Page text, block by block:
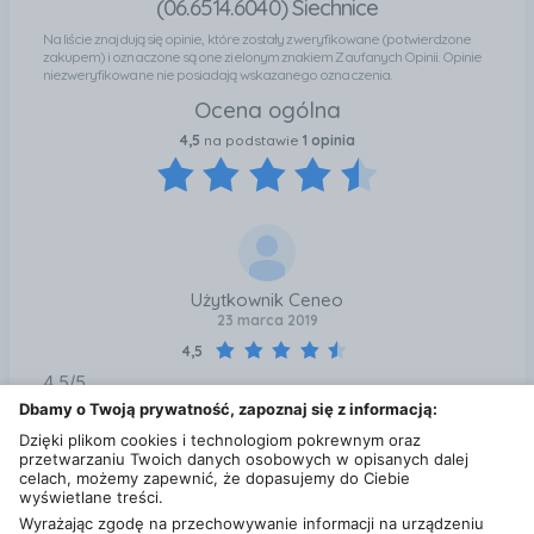
kuchni, - sprawdzi się w każdym domu lub
gastronomii. Wymiary produktu: - średnica 26 cm, -
wysokość 9.5 cm.
(06.6514.6040) Siechnice
Na liście znajdują się opinie, które zostały zweryfikowane (potwierdzone
zakupem) i oznaczone są one zielonym znakiem Zaufanych Opinii. Opinie
niezweryfikowane nie posiadają wskazanego oznaczenia.
Ocena ogólna
4,5 na podstawie 1 opinia
Użytkownik Ceneo
23 marca 2019
4,5
4,5/5
Dbamy o Twoją prywatność, zapoznaj się z informacją:
Dzięki plikom cookies i technologiom pokrewnym oraz
przetwarzaniu Twoich danych osobowych w opisanych dalej
celach, możemy zapewnić, że dopasujemy do Ciebie
wyświetlane treści.
Wyrażając zgodę na przechowywanie informacji na urządzeniu